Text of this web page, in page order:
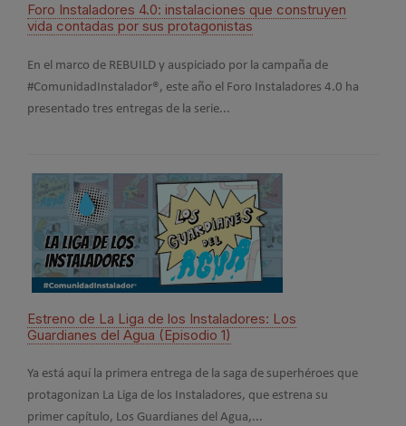
Foro Instaladores 4.0: instalaciones que construyen
vida contadas por sus protagonistas
En el marco de REBUILD y auspiciado por la campaña de
#ComunidadInstalador®, este año el Foro Instaladores 4.0 ha
presentado tres entregas de la serie...
Estreno de La Liga de los Instaladores: Los
Guardianes del Agua (Episodio 1)
Ya está aquí la primera entrega de la saga de superhéroes que
protagonizan La Liga de los Instaladores, que estrena su
primer capítulo, Los Guardianes del Agua,...